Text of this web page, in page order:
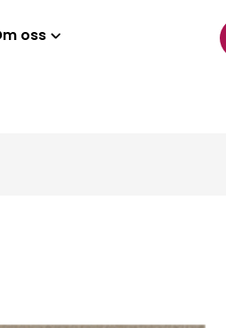
oss